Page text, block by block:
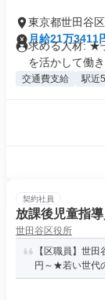
東京都世田谷
月給21万3411
求める人材: ★
を活かして働き
交通費支給 駅近
契約社員
放課後児童指
世田谷区役所
【区職員】世
円～★若い世代